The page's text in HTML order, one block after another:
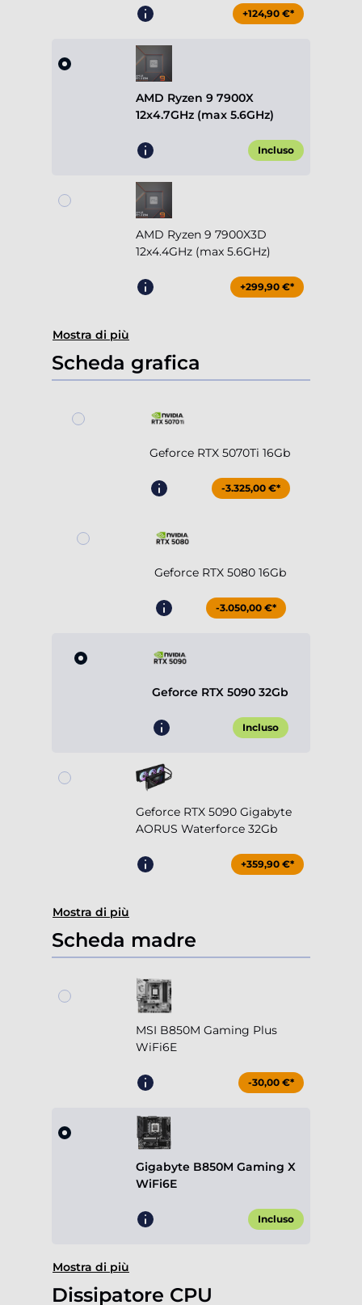
+124,90 €*
AMD Ryzen 9 7900X
12x4.7GHz (max 5.6GHz)
Incluso
AMD Ryzen 9 7900X3D
12x4.4GHz (max 5.6GHz)
+299,90 €*
Mostra di più
Scheda grafica
Geforce RTX 5070Ti 16Gb
-3.325,00 €*
Geforce RTX 5080 16Gb
-3.050,00 €*
Geforce RTX 5090 32Gb
Incluso
Geforce RTX 5090 Gigabyte
AORUS Waterforce 32Gb
+359,90 €*
Mostra di più
Scheda madre
MSI B850M Gaming Plus
WiFi6E
-30,00 €*
Gigabyte B850M Gaming X
WiFi6E
Incluso
Mostra di più
Dissipatore CPU